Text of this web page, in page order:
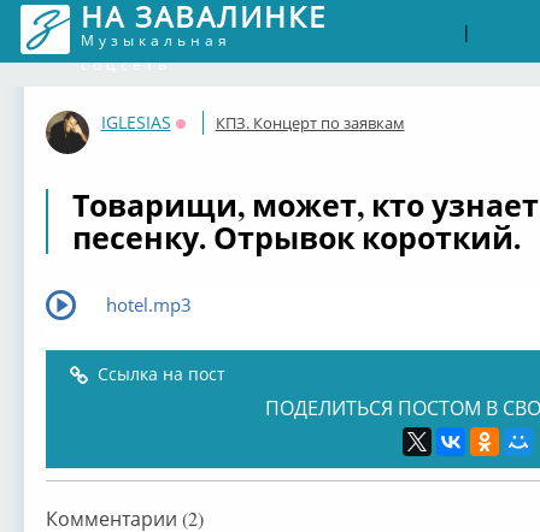
НА ЗАВАЛИНКЕ
Музыкальная
соцсеть
|
IGLESIAS
Оффлайн
КПЗ. Концерт по заявкам
Товарищи, может, кто
песенку. Отрывок короткий.
hotel.mp3
Ссылка на пост
ПОДЕЛИТЬСЯ ПОСТОМ В
Комментарии (2)